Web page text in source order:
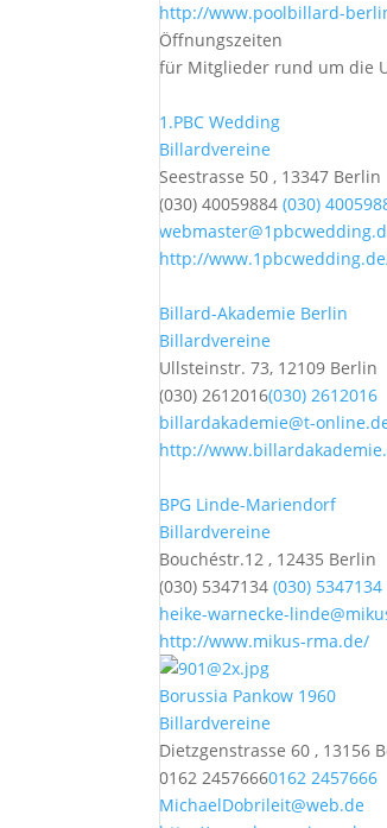
http://www.poolbillard-
Öffnungszeiten
für Mitglieder rund um die
1.PBC Wedding
Billardvereine
Seestrasse 50 , 13347 Berlin
(030) 40059884(030)
http://
Billard-Akademie Berlin
Billardvereine
Ullsteinstr. 73, 12109 Berlin
(030) 2612016(030) 2612016
billardakademie@t-
http://
BPG Linde-Mariendorf
Billardvereine
Bouchéstr.12 , 12435 Berlin
(030) 5347134(030) 5347134
heike-warnecke-
http://www.mikus-rma.de/
Borussia Pankow 1960
Billardvereine
Dietzgenstrasse 60 , 13156
0162 24576660162 2457666
MichaelDobrileit@web.de